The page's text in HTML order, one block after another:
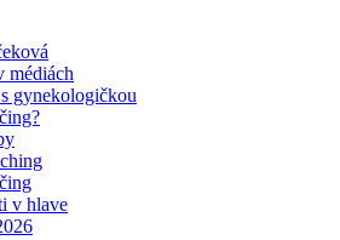
médiách
gynekologičkou
v hlave